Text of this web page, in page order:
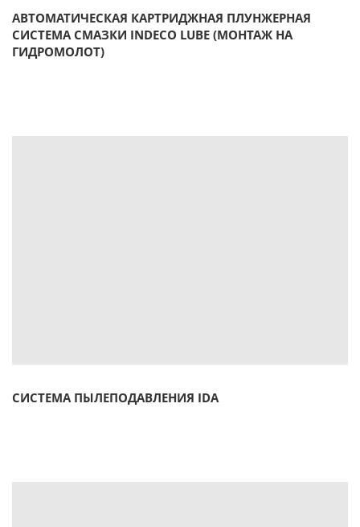
АВТОМАТИЧЕСКАЯ КАРТРИДЖНАЯ ПЛУНЖЕРНАЯ
СИСТЕМА СМАЗКИ INDECO LUBE (МОНТАЖ НА
ГИДРОМОЛОТ)
СИСТЕМА ПЫЛЕПОДАВЛЕНИЯ IDA